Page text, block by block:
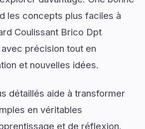
les concepts plus faciles à
Coulissant Brico Dpt
précision tout en
et nouvelles idées.
détaillés aide à transformer
en véritables
et de réflexion.